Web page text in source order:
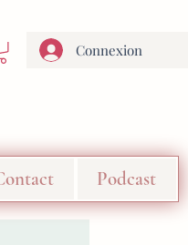
Podcast
Connexion